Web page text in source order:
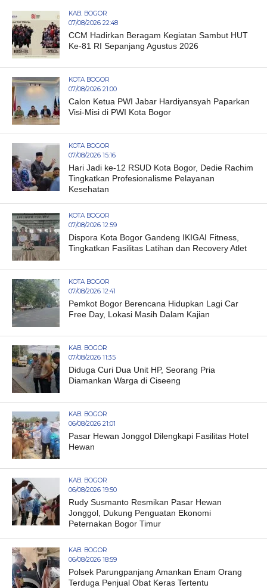
KAB. BOGOR
07/08/2026 22:48
CCM Hadirkan Beragam Kegiatan Sambut HUT
Ke-81 RI Sepanjang Agustus 2026
KOTA BOGOR
07/08/2026 21:00
Calon Ketua PWI Jabar Hardiyansyah Paparkan
Visi-Misi di PWI Kota Bogor
KOTA BOGOR
07/08/2026 15:16
Hari Jadi ke-12 RSUD Kota Bogor, Dedie Rachim
Tingkatkan Profesionalisme Pelayanan
Kesehatan
KOTA BOGOR
07/08/2026 12:59
Dispora Kota Bogor Gandeng IKIGAI Fitness,
Tingkatkan Fasilitas Latihan dan Recovery Atlet
KOTA BOGOR
07/08/2026 12:41
Pemkot Bogor Berencana Hidupkan Lagi Car
Free Day, Lokasi Masih Dalam Kajian
KAB. BOGOR
07/08/2026 11:35
Diduga Curi Dua Unit HP, Seorang Pria
Diamankan Warga di Ciseeng
KAB. BOGOR
06/08/2026 21:01
Pasar Hewan Jonggol Dilengkapi Fasilitas Hotel
Hewan
KAB. BOGOR
06/08/2026 19:50
Rudy Susmanto Resmikan Pasar Hewan
Jonggol, Dukung Penguatan Ekonomi
Peternakan Bogor Timur
KAB. BOGOR
06/08/2026 18:59
Polsek Parungpanjang Amankan Enam Orang
Terduga Penjual Obat Keras Tertentu